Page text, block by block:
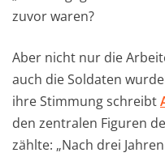
zuvor waren?
Aber nicht nur die
auch die Soldaten
ihre Stimmung schreibt
den zentralen Figuren
zählte: „Nach drei